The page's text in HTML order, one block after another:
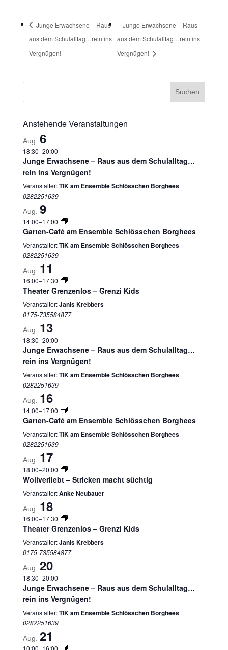
Junge Erwachsene – Raus
aus dem Schulalltag…rein ins
Vergnügen!
Junge Erwachsene – Raus
aus dem Schulalltag…rein ins
Vergnügen!
Anstehende Veranstaltungen
Aug. 6
18:30–20:00
Junge Erwachsene – Raus aus dem Schulalltag…
rein ins Vergnügen!
Veranstalter:TIK am Ensemble Schlösschen Borghees
0282251639
Aug. 9
14:00–17:00
Garten-Café am Ensemble Schlösschen Borghees
Veranstalter:TIK am Ensemble Schlösschen Borghees
0282251639
Aug. 11
16:00–17:30
Theater Grenzenlos – Grenzi Kids
Veranstalter:Janis Krebbers
0175-735584877
Aug. 13
18:30–20:00
Junge Erwachsene – Raus aus dem Schulalltag…
rein ins Vergnügen!
Veranstalter:TIK am Ensemble Schlösschen Borghees
0282251639
Aug. 16
14:00–17:00
Garten-Café am Ensemble Schlösschen Borghees
Veranstalter:TIK am Ensemble Schlösschen Borghees
0282251639
Aug. 17
18:00–20:00
Wollverliebt – Stricken macht süchtig
Veranstalter:Anke Neubauer
Aug. 18
16:00–17:30
Theater Grenzenlos – Grenzi Kids
Veranstalter:Janis Krebbers
0175-735584877
Aug. 20
18:30–20:00
Junge Erwachsene – Raus aus dem Schulalltag…
rein ins Vergnügen!
Veranstalter:TIK am Ensemble Schlösschen Borghees
0282251639
Aug. 21